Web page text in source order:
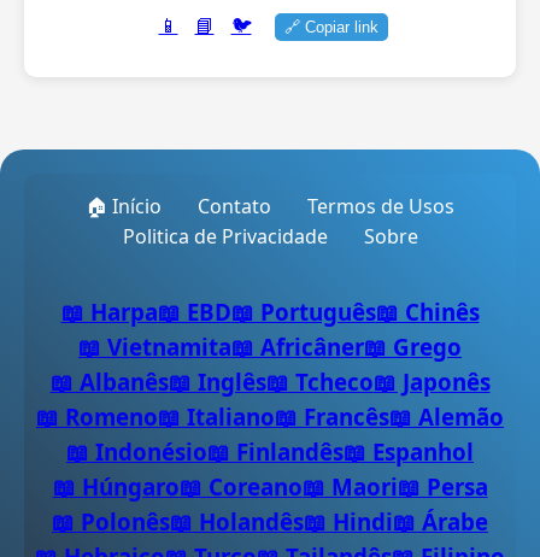
📱
📘 🐦 🔗 Copiar link
🏠 Início Contato
Termos de Usos
Politica de Privacidade
Sobre
📖 Harpa📖 EBD📖 Português📖 Chinês
📖 Vietnamita📖 Africâner📖 Grego
📖 Albanês📖 Inglês📖 Tcheco📖 Japonês
📖 Romeno📖 Italiano📖 Francês📖 Alemão
📖 Indonésio📖 Finlandês📖 Espanhol
📖 Húngaro📖 Coreano📖 Maori📖 Persa
📖 Polonês📖 Holandês📖 Hindi📖 Árabe